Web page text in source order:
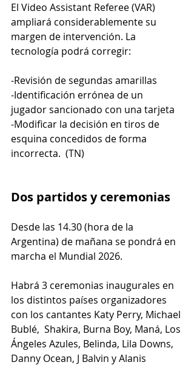
El Video Assistant Referee (VAR)
ampliará considerablemente su
margen de intervención. La
tecnología podrá corregir:
-Revisión de segundas amarillas
-Identificación errónea de un
jugador sancionado con una tarjeta
-Modificar la decisión en tiros de
esquina concedidos de forma
incorrecta.  (TN)
Dos partidos y ceremonias
Desde las 14.30 (hora de la
Argentina) de mañana se pondrá en
marcha el Mundial 2026.
Habrá 3 ceremonias inaugurales en
los distintos países organizadores
con los cantantes Katy Perry, Michael
Bublé,  Shakira, Burna Boy, Maná, Los
Ángeles Azules, Belinda, Lila Downs,
Danny Ocean, J Balvin y Alanis